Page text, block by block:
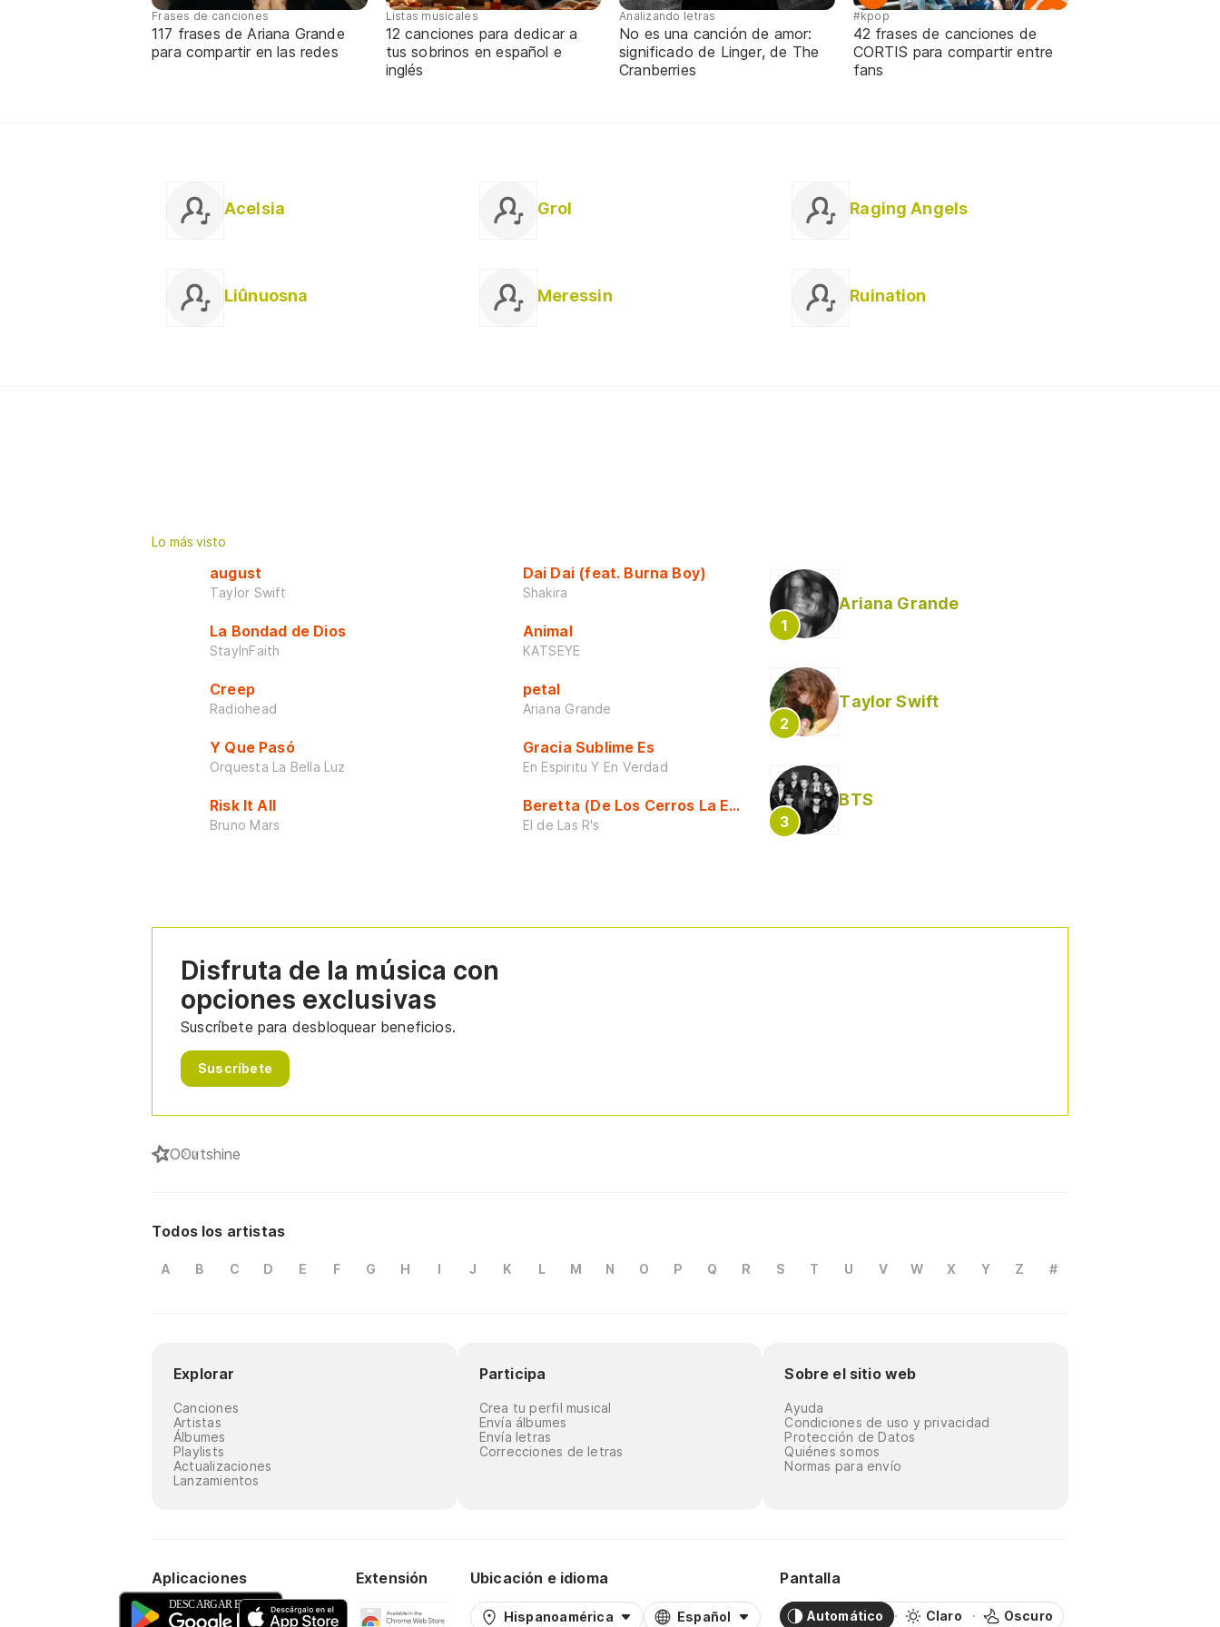
Frases de canciones
117 frases de Ariana Grande
para compartir en las redes
Listas musicales
12 canciones para dedicar a
tus sobrinos en español e
inglés
Analizando letras
No es una canción de amor:
significado de Linger, de The
Cranberries
#kpop
42 frases de canciones de
CORTIS para compartir entre
fans
Acelsia Grol Raging Angels
Liûnuosna Meressin Ruination
Lo más visto
august
Taylor Swift
La Bondad de Dios
StayInFaith
Creep
Radiohead
Y Que Pasó
Orquesta La Bella Luz
Risk It All
Bruno Mars
Dai Dai (feat. Burna Boy)
Shakira
Animal
KATSEYE
petal
Ariana Grande
Gracia Sublime Es
En Espiritu Y En Verdad
Beretta (De Los Cerros La Escuela)
El de Las R's
Ariana Grande
Taylor Swift
BTS
Disfruta de la música con
opciones exclusivas
Suscríbete para desbloquear beneficios.
Suscríbete
OOutshine
Todos los artistas
A B C D E F G H I J K L M N O P Q R S T U V W X Y Z #
Explorar
Canciones
Artistas
Álbumes
Playlists
Actualizaciones
Lanzamientos
Participa
Crea tu perfil musical
Envía álbumes
Envía letras
Correcciones de letras
Sobre el sitio web
Ayuda
Condiciones de uso y privacidad
Protección de Datos
Quiénes somos
Normas para envío
Aplicaciones Extensión Ubicación e idioma
Hispanoamérica Español
Pantalla
Automático Claro Oscuro